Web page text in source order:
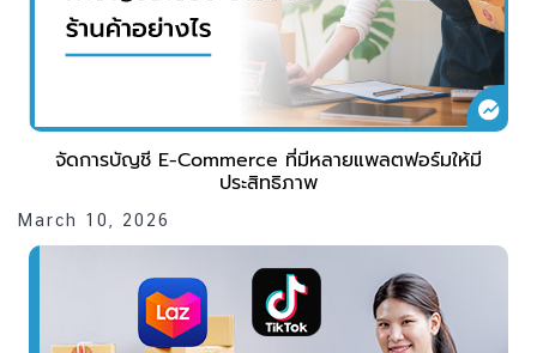
จัดการบัญชี E-Commerce ที่มีหลายแพลตฟอร์มให้มี
ประสิทธิภาพ
March 10, 2026